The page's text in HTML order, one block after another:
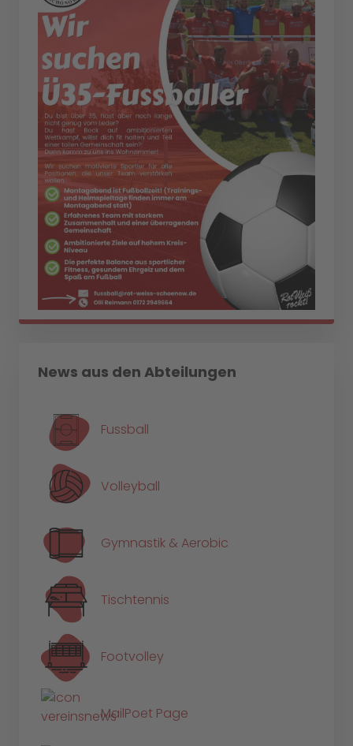
News aus den Abteilungen
Fussball
Volleyball
Gymnastik & Aerobic
Tischtennis
Footvolley
MailPoet Page